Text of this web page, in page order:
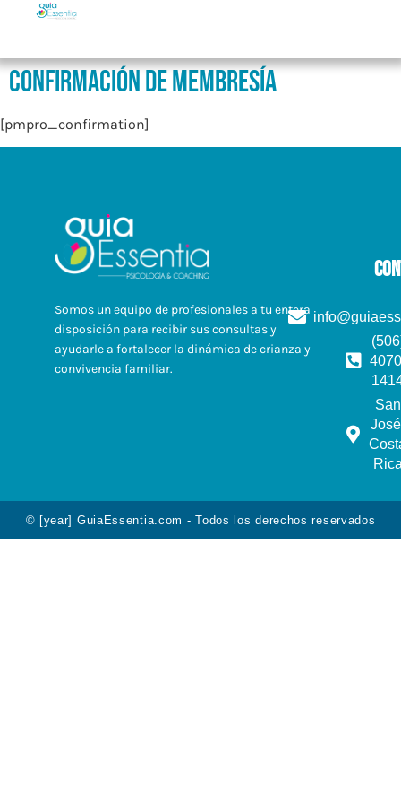
Confirmación de membresía
[pmpro_confirmation]
Somos un equipo de profesionales a tu entera
disposición para recibir sus consultas y
ayudarle a fortalecer la dinámica de crianza y
convivencia familiar.
San
© [year] GuiaEssentia.com - Todos los derechos reservados